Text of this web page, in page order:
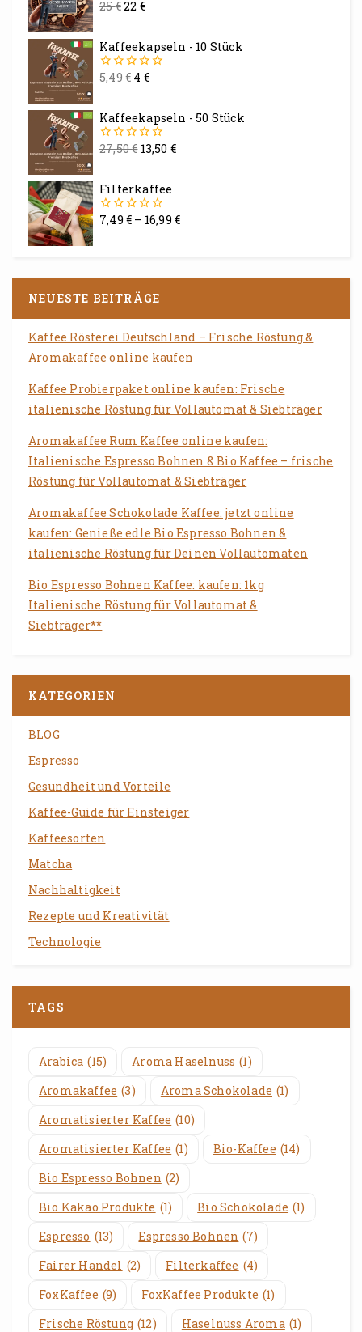
0
25€22 €
Kaffeekapseln - 10 Stück
0
5,49€4 €
Kaffeekapseln - 50 Stück
0
27,50€ 13,50 €
Filterkaffee
0
7,49 € – 16,99€
NEUESTE BEITRÄGE
Kaffee Rösterei Deutschland – Frische Röstung &
Aromakaffee online kaufen
Kaffee Probierpaket online kaufen: Frische
italienische Röstung für Vollautomat & Siebträger
Aromakaffee Rum Kaffee online kaufen:
Italienische Espresso Bohnen & Bio Kaffee – frische
Röstung für Vollautomat & Siebträger
Aromakaffee Schokolade Kaffee: jetzt online
kaufen: Genieße edle Bio Espresso Bohnen &
italienische Röstung für Deinen Vollautomaten
Bio Espresso Bohnen Kaffee: kaufen: 1kg
Italienische Röstung für Vollautomat &
Siebträger**
KATEGORIEN
BLOG
Espresso
Gesundheit und Vorteile
Kaffee-Guide für Einsteiger
Kaffeesorten
Matcha
Nachhaltigkeit
Rezepte und Kreativität
Technologie
TAGS
Arabica (15) Aroma Haselnuss (1)
Aromakaffee (3) Aroma Schokolade (1)
Aromatisierter Kaffee (10)
Aromatisierter Kaffee (1) Bio-Kaffee (14)
Bio Espresso Bohnen (2)
Bio Kakao Produkte (1) Bio Schokolade (1)
Espresso (13) Espresso Bohnen (7)
Fairer Handel (2) Filterkaffee (4)
FoxKaffee (9) FoxKaffee Produkte (1)
Frische Röstung (12) Haselnuss Aroma (1)